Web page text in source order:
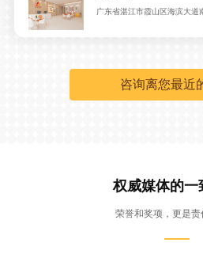
广东省湛江市霞山区海滨大道
福建省晋江市世纪大厦988号
咨询离您最近
权威媒体的一
荣誉和奖项，更是责